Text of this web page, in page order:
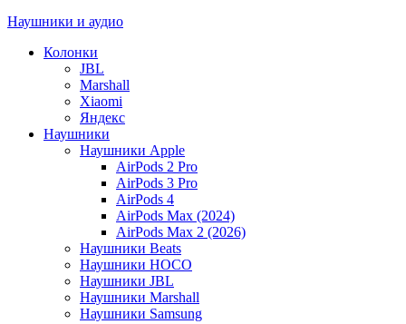
Наушники и аудио
Колонки
JBL
Marshall
Xiaomi
Яндекс
Наушники
Наушники Apple
AirPods 2 Pro
AirPods 3 Pro
AirPods 4
AirPods Max (2024)
AirPods Max 2 (2026)
Наушники Beats
Наушники HOCO
Наушники JBL
Наушники Marshall
Наушники Samsung